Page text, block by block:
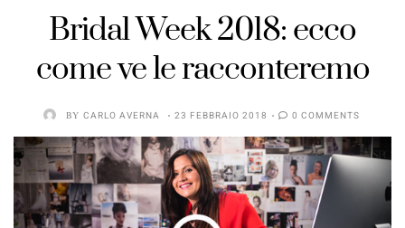
Bridal Week 2018: ecco
come ve le racconteremo
BY CARLO AVERNA 23 FEBBRAIO 2018 0 COMMENTS